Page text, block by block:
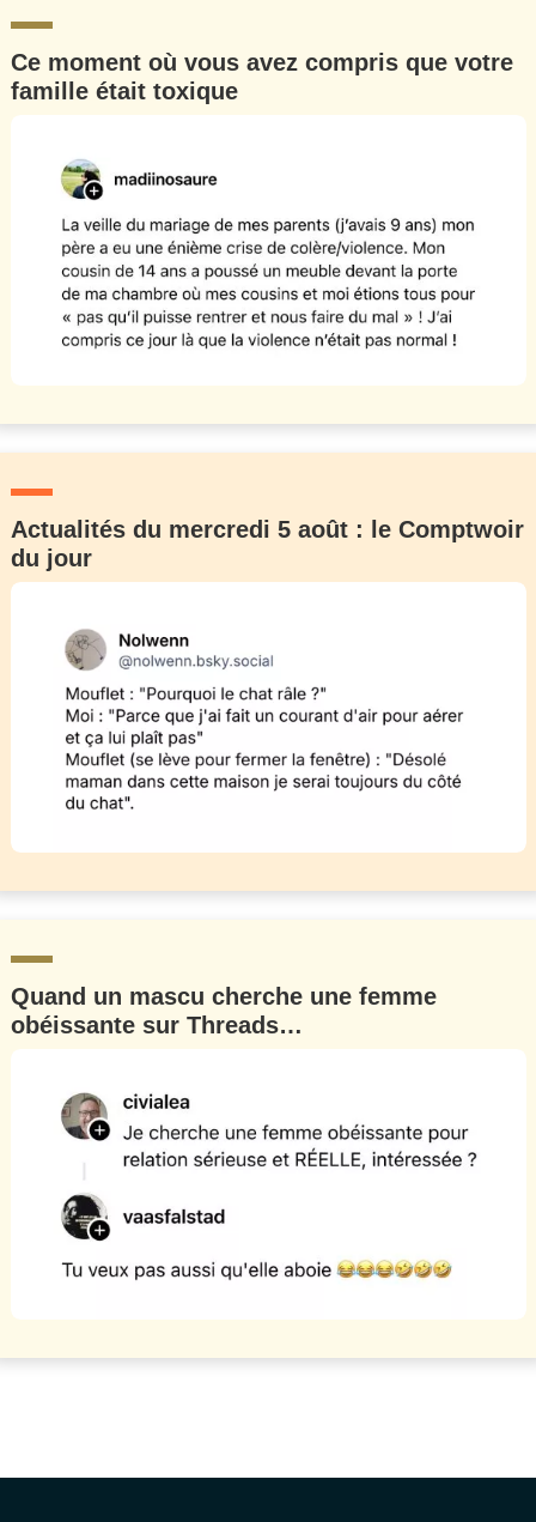
Ce moment où vous avez compris que votre
famille était toxique
Actualités du mercredi 5 août : le Comptwoir
du jour
Quand un mascu cherche une femme
obéissante sur Threads…